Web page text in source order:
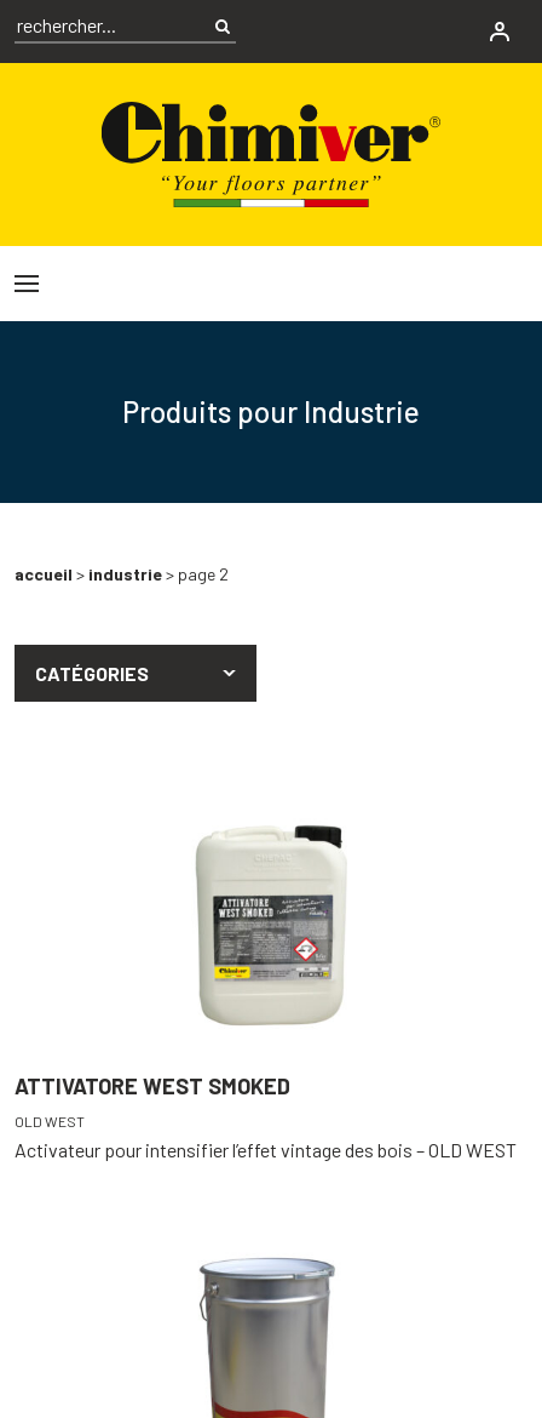
Produits pour Industrie
accueil > industrie> page 2
CATÉGORIES
ATTIVATORE WEST SMOKED
OLD WEST
Activateur pour intensifier l’effet vintage des bois – OLD WEST